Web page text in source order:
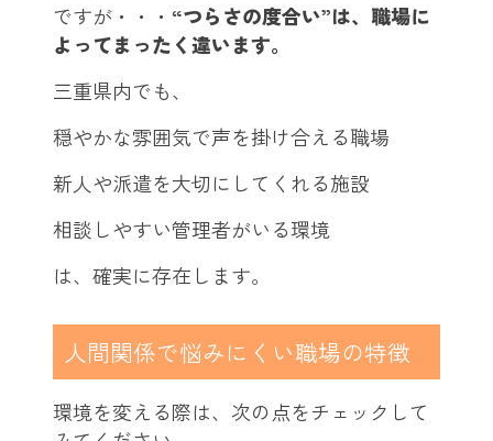
ですが・・・ “つらさの度合い”は、職場に
よってまったく違います。
三重県内でも、
穏やかな雰囲気で声を掛け合える職場
新人や派遣を大切にしてくれる施設
相談しやすい管理者がいる環境
は、確実に存在します。
人間関係で悩みにくい職場の特徴
環境を変える際は、次の点をチェックして